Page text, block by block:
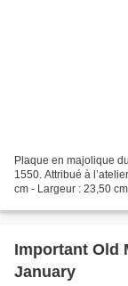
Plaque en majolique
1550. Attribué à
cm - Largeur : 23,50
Important Old
January